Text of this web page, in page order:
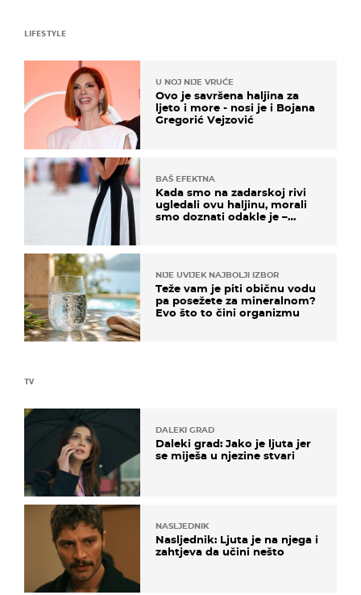
TV
DALEKI GRAD
Daleki grad: Jako je ljuta jer
se miješa u njezine stvari
NASLJEDNIK
Nasljednik: Ljuta je na njega i
zahtjeva da učini nešto
LIFESTYLE
U NOJ NIJE VRUĆE
Ovo je savršena haljina za
ljeto i more - nosi je i Bojana
Gregorić Vejzović
BAŠ EFEKTNA
Kada smo na zadarskoj rivi
ugledali ovu haljinu, morali
smo doznati odakle je –
NIJE UVIJEK NAJBOLJI IZBOR
Teže vam je piti običnu vodu
pa posežete za mineralnom?
Evo što to čini organizmu